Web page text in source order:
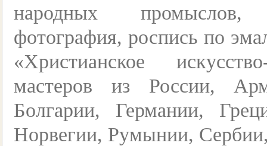
народных промыслов,
фотография, роспись по
«Христианское
мастеров из России,
Болгарии, Германии,
Норвегии, Румынии,